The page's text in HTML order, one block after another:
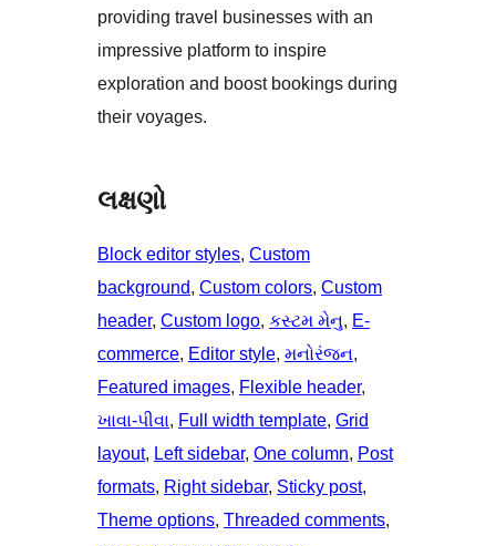
providing travel businesses with an
impressive platform to inspire
exploration and boost bookings during
their voyages.
લક્ષણો
Block editor styles, Custom
background, Custom colors, Custom
header, Custom logo, કસ્ટમ મેનુ, E-
commerce, Editor style, મનોરંજન
Featured images, Flexible header
ખાવા-પીવા, Full width template, Grid
layout, Left sidebar, One column, Post
formats, Right sidebar, Sticky post
Theme options, Threaded comments